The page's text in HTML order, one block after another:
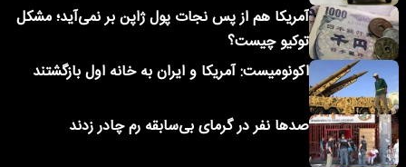
آمریکا هم از پس نجات پول ژاپن بر نمی‌آید؛ مشکل
توکیو چیست؟
اکونومیست: آمریکا و ایران به خانه اول بازگشتند
صدها نفر در گرمای بی‌سابقه رم چادر زدند